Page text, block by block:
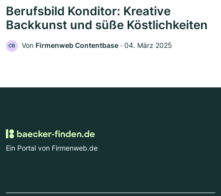
Berufsbild Konditor: Kreative
Backkunst und süße Köstlichkeiten
CB Von Firmenweb Contentbase ‧ 04. März 2025
Ein Portal von Firmenweb.de